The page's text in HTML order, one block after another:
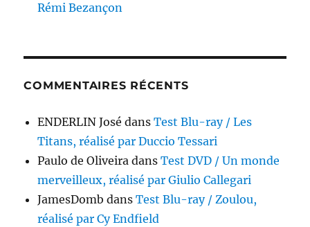
Rémi Bezançon
COMMENTAIRES RÉCENTS
ENDERLIN José dansTest Blu-ray / Les
Titans, réalisé par Duccio Tessari
Paulo de Oliveira dansTest DVD / Un monde
merveilleux, réalisé par Giulio Callegari
JamesDomb dansTest Blu-ray / Zoulou,
réalisé par Cy Endfield